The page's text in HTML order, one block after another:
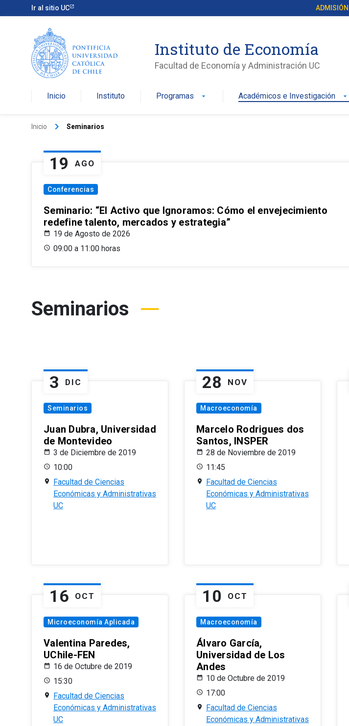
Ir al sitio UC ADMISIÓN
Instituto de Economía
Facultad de Economía y Administración UC
Inicio Instituto Programas arrow_drop_down Académicos e Investigación arrow_drop_down
Inicio keyboard_arrow_right Seminarios
19 AGO
Conferencias
Seminario: “El Activo que Ignoramos: Cómo el envejecimiento
redefine talento, mercados y estrategia”
19 de Agosto de 2026
09:00 a 11:00 horas
Seminarios
3 DIC
Seminarios
Juan Dubra, Universidad
de Montevideo
3 de Diciembre de 2019
10:00
Facultad de Ciencias
Económicas y Administrativas
UC
28 NOV
Macroeconomía
Marcelo Rodrigues dos
Santos, INSPER
28 de Noviembre de 2019
11:45
Facultad de Ciencias
Económicas y Administrativas
UC
16 OCT
Microeconomía Aplicada
Valentina Paredes,
UChile-FEN
16 de Octubre de 2019
15:30
Facultad de Ciencias
Económicas y Administrativas
UC
10 OCT
Macroeconomía
Álvaro García,
Universidad de Los
Andes
10 de Octubre de 2019
17:00
Facultad de Ciencias
Económicas y Administrativas